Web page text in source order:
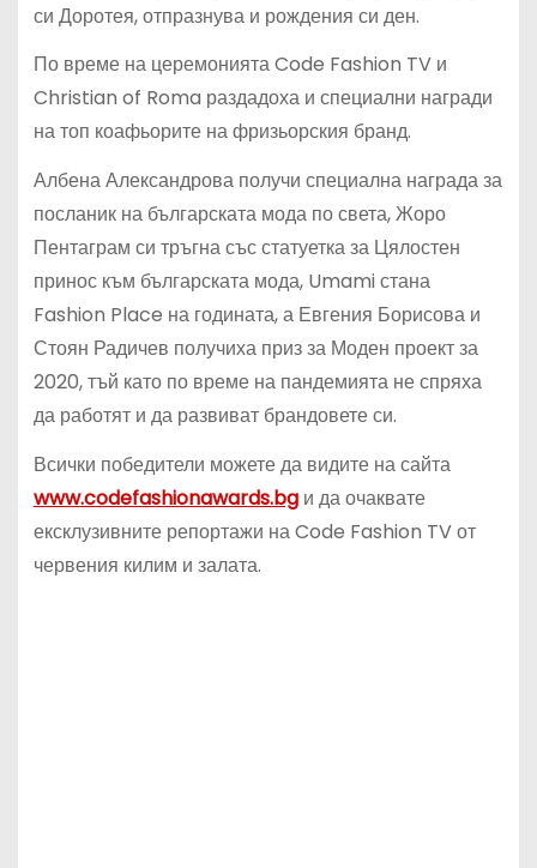
си Доротея, отпразнува и рождения си ден.
По време на церемонията Code Fashion TV и
Christian of Roma раздадоха и специални награди
на топ коафьорите на фризьорския бранд.
Албена Александрова получи специална награда за
посланик на българската мода по света, Жоро
Пентаграм си тръгна със статуетка за Цялостен
принос към българската мода, Umami стана
Fashion Place на годината, а Евгения Борисова и
Стоян Радичев получиха приз за Моден проект за
2020, тъй като по време на пандемията не спряха
да работят и да развиват брандовете си.
Всички победители можете да видите на сайта
www.codefashionawards.bgи да очаквате
ексклузивните репортажи на Code Fashion TV от
червения килим и залата.